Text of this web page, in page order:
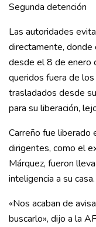
Segunda detención
Las autoridades
directamente, donde
desde el 8 de enero
queridos fuera de
trasladados desde
para su liberación,
Carreño fue liberado
dirigentes, como el
Márquez, fueron
inteligencia a su casa.
«Nos acaban de
buscarlo», dijo a la